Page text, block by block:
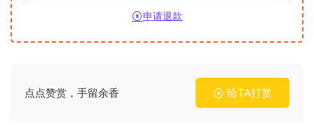
申请退款
点点赞赏，手留余香 给TA打赏